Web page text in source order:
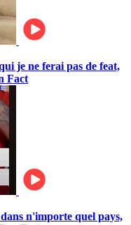
je ne ferai pas de feat,
Fact
n'importe quel pays,